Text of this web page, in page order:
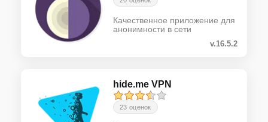
Качественное приложение для
анонимности в сети
v.16.5.2
hide.me VPN
23 оценок